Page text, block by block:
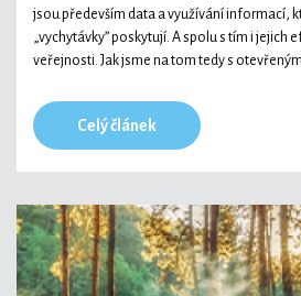
jsou především data a využívání informací,
„vychytávky” poskytují. A spolu s tím i jejich
veřejnosti. Jak jsme na tom tedy s
Celý článek